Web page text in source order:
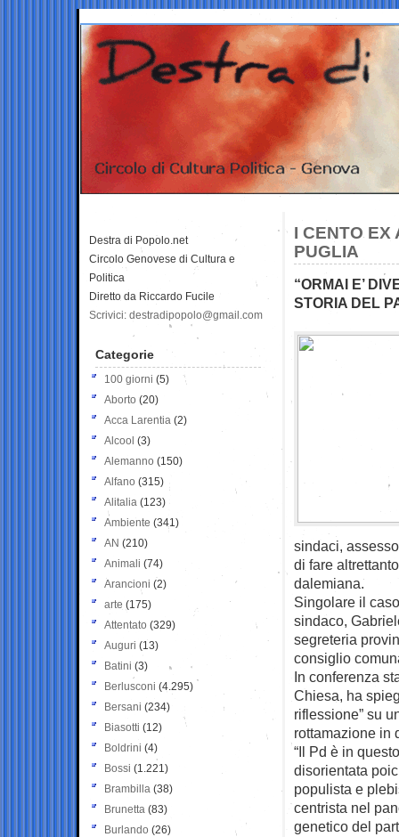
I CENTO EX
PUGLIA
“ORMAI E’
STORIA DEL
sindaci,
di fare
dalemiana.
Singolare il
sindaco,
segreteria
consiglio
In conferenza
Chiesa, ha
riflessione” su
rottamazione in
“Il Pd è in
disorientata
populista e
centrista nel
genetico del
Destra di Popolo.net
Circolo Genovese di Cultura e
Politica
Diretto da Riccardo Fucile
Scrivici: destradipopolo@gmail.com
Categorie
100 giorni (5)
Aborto (20)
Acca Larentia (2)
Alcool (3)
Alemanno (150)
Alfano (315)
Alitalia (123)
Ambiente (341)
AN (210)
Animali (74)
Arancioni (2)
arte (175)
Attentato (329)
Auguri (13)
Batini (3)
Berlusconi (4.295)
Bersani (234)
Biasotti (12)
Boldrini (4)
Bossi (1.221)
Brambilla (38)
Brunetta (83)
Burlando (26)